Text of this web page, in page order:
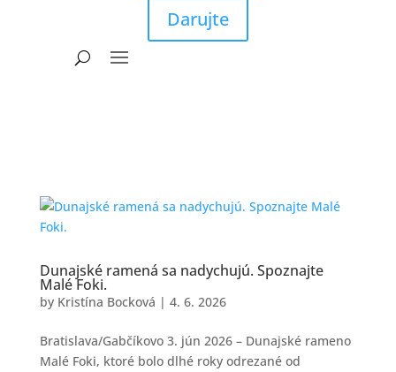
Darujte
Dunajské ramená sa nadychujú. Spoznajte
Malé Foki.
by Kristína Bocková | 4. 6. 2026
Bratislava/Gabčíkovo 3. jún 2026 – Dunajské rameno
Malé Foki, ktoré bolo dlhé roky odrezané od